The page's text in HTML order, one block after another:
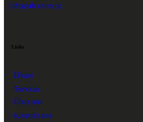
info@stb-renov.de
Links
Home
Services
Über uns
Kontakt uns